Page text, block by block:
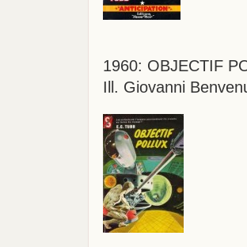
1960: OBJECTIF
Ill. Giovanni